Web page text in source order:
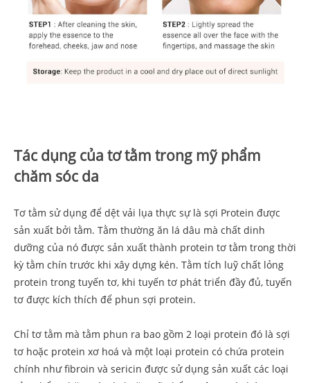
Tác dụng của tơ tằm trong mỹ phẩm
chăm sóc da
Tơ tằm sử dụng để dệt vải lụa thực sự là sợi Protein được
sản xuất bởi tằm. Tằm thường ăn lá dâu mà chất dinh
dưỡng của nó được sản xuất thành protein tơ tằm trong thời
kỳ tằm chín trước khi xây dựng kén. Tằm tích luỹ chất lỏng
protein trong tuyến tơ, khi tuyến tơ phát triển đầy đủ, tuyến
tơ được kích thích để phun sợi protein.
Chỉ tơ tằm mà tằm phun ra bao gồm 2 loại protein đó là sợi
tơ hoặc protein xơ hoá và một loại protein có chứa protein
chính như fibroin và sericin được sử dụng sản xuất các loại